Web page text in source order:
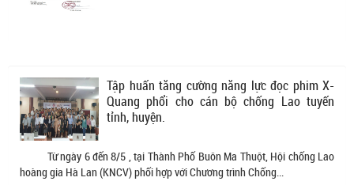
Tập huấn tăng cường năng lực đọc phim X-
Quang phổi cho cán bộ chống Lao tuyến
tỉnh, huyện.
Từ ngày 6 đến 8/5 , tại Thành Phố Buôn Ma Thuột, Hội chống Lao
hoàng gia Hà Lan (KNCV) phối hợp với Chương trình Chống...